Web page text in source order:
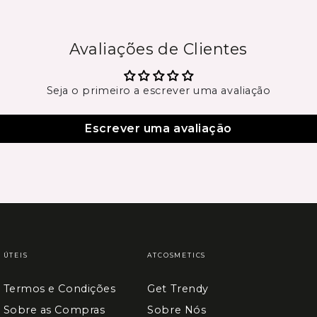
Avaliações de Clientes
Seja o primeiro a escrever uma avaliação
Escrever uma avaliação
ÚTEIS
Termos e Condições
Sobre as Compras
ATCOSMETICS
Get Trendy
Sobre Nós